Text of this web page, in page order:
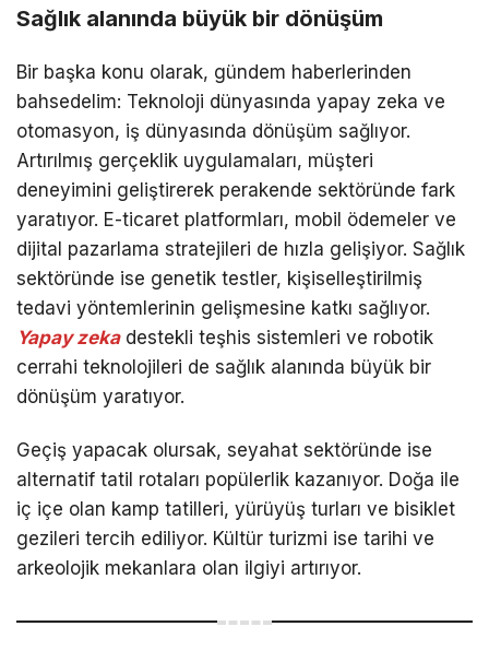
Sağlık alanında büyük bir dönüşüm
Bir başka konu olarak, gündem haberlerinden
bahsedelim: Teknoloji dünyasında yapay zeka ve
otomasyon, iş dünyasında dönüşüm sağlıyor.
Artırılmış gerçeklik uygulamaları, müşteri
deneyimini geliştirerek perakende sektöründe fark
yaratıyor. E-ticaret platformları, mobil ödemeler ve
dijital pazarlama stratejileri de hızla gelişiyor. Sağlık
sektöründe ise genetik testler, kişiselleştirilmiş
tedavi yöntemlerinin gelişmesine katkı sağlıyor.
Yapay zekadestekli teşhis sistemleri ve robotik
cerrahi teknolojileri de sağlık alanında büyük bir
dönüşüm yaratıyor.
Geçiş yapacak olursak, seyahat sektöründe ise
alternatif tatil rotaları popülerlik kazanıyor. Doğa ile
iç içe olan kamp tatilleri, yürüyüş turları ve bisiklet
gezileri tercih ediliyor. Kültür turizmi ise tarihi ve
arkeolojik mekanlara olan ilgiyi artırıyor.